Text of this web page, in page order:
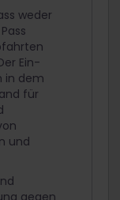
weder
Ein-
in dem
für
und
gegen